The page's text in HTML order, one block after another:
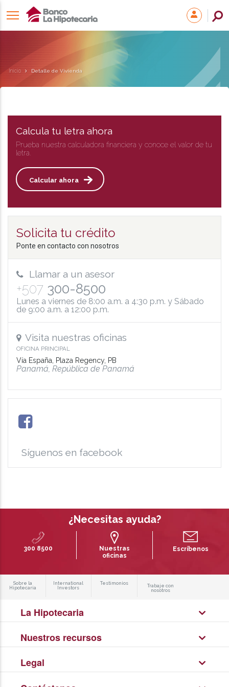
Inicio Detalle de Vivienda
Calcula tu letra ahora
Prueba nuestra calculadora financiera y conoce el valor de tu
letra.
Calcular ahora
Solicita tu crédito
Ponte en contacto con nosotros
Llamar a un asesor
+507 300-8500
Lunes a viernes de 8:00 a.m. a 4:30 p.m. y Sábado
de 9:00 a.m. a 12:00 p.m.
Visita nuestras oficinas
OFICINA PRINCIPAL
Vía España, Plaza Regency, PB
Panamá, República de Panamá
Síguenos en facebook
¿Necesitas ayuda?
300 8500
Nuestras
oficinas
Escríbenos
Sobre la
Hipotecaria
International
Investors
Testimonios
Trabaje con
nosotros
La Hipotecaria
Nuestros recursos
Legal